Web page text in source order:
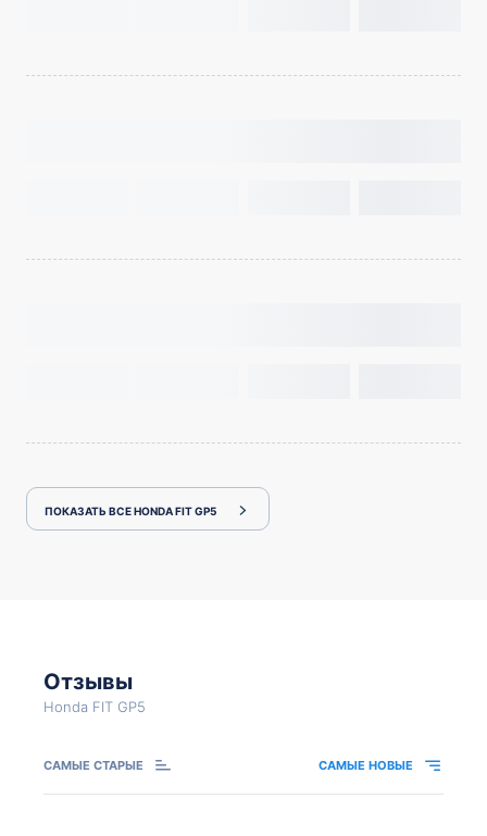
ПОКАЗАТЬ ВСЕ HONDA FIT GP5
Отзывы
Honda FIT GP5
САМЫЕ СТАРЫЕ САМЫЕ НОВЫЕ